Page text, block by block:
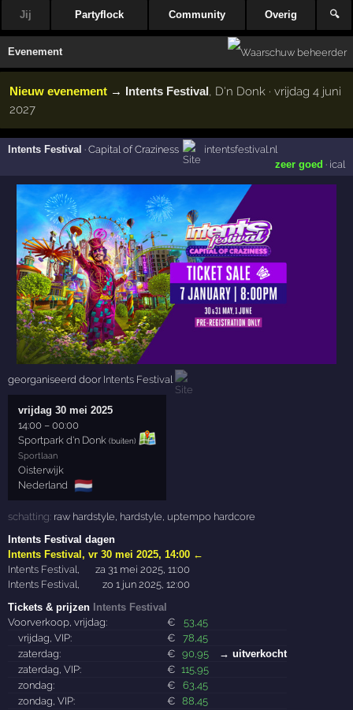
Jij Partyflock Community Overig 🔍
Evenement
Nieuw evenement → Intents Festival, D'n Donk · vrijdag 4 juni
2027
Intents Festival ·Capital of Craziness
intentsfestival.nl
zeer goed · ical
georganiseerd door Intents Festival
vrijdag 30 mei 2025
14:00 –00:00
Sportpark d'n Donk (buiten)
Sportlaan
Oisterwijk
Nederland 🇳🇱
schatting: raw hardstyle hardstyle uptempo hardcore
Intents Festival dagen
Intents Festival ,vr 30 mei 2025, 14:00 ←
Intents Festival
za 31 mei 2025, 11:00
Intents Festival
zo 1 jun 2025, 12:00
Tickets & prijzen Intents Festival
Voorverkoop, vrijdag:
€ 53,45
vrijdag, VIP:
€ 78,45
zaterdag:
€ 90,95
→ uitverkocht
zaterdag, VIP:
€ 115,95
zondag:
€ 63,45
zondag, VIP:
€ 88,45